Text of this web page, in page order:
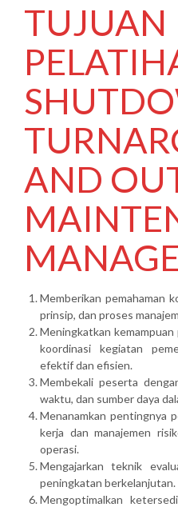
TUJUAN
AND
Memberikan pemahaman
prinsip, dan proses
Meningkatkan kemampuan
koordinasi kegiatan
efektif dan efisien.
Membekali peserta
waktu, dan sumber daya
Menanamkan pentingnya
kerja dan manajemen
operasi.
Mengajarkan teknik
peningkatan berkelanjutan.
Mengoptimalkan